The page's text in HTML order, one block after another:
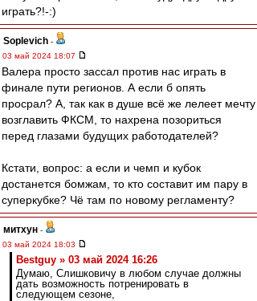
играть?!-:)
Soplevich -
03 май 2024 18:07
Валера просто зассал против нас играть в
финале пути регионов. А если б опять
просрал? А, так как в душе всё же лелеет мечту
возглавить ФКСМ, то нахрена позориться
перед глазами будущих работодателей?
Кстати, вопрос: а если и чемп и кубок
достанется бомжам, то кто составит им пару в
суперкубке? Чё там по новому регламенту?
митхун -
03 май 2024 18:03
Bestguy » 03 май 2024 16:26
Думаю, Слишковичу в любом случае должны
дать возможность потренировать в
следующем сезоне,